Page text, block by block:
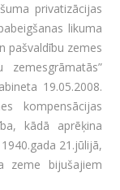
privatizācijas
likuma
pašvaldību zemes
19.05.2008.
kompensācijas
kādā aprēķina
21.jūlijā,
zeme bijušajiem